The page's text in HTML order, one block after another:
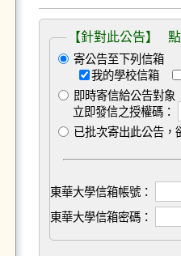
【針對此公告】
寄公告至下列信箱
我的學校信箱
即時寄信給公告對象
立即發信之授權碼：
已批次寄出此公告，
東華大學信箱帳號：
東華大學信箱密碼：